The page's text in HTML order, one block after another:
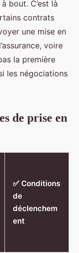
bout. C’est là
contrats
une mise en
voire
la première
les négociations
de prise en
✅ Conditions
de
déclenchem
ent